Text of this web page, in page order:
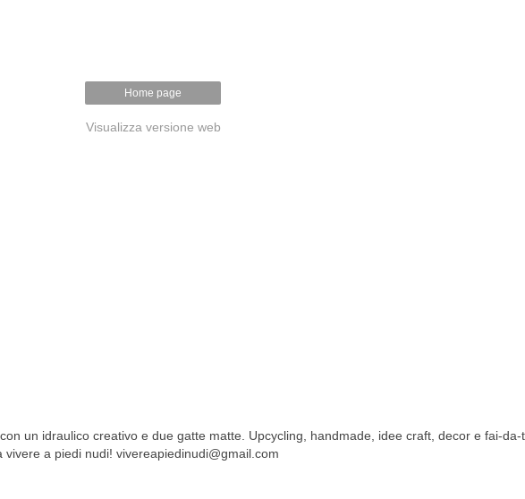
Home page
Visualizza versione web
un idraulico creativo e due gatte matte. Upcycling, handmade, idee craft, decor e fai-da-
a piedi nudi! vivereapiedinudi@gmail.com